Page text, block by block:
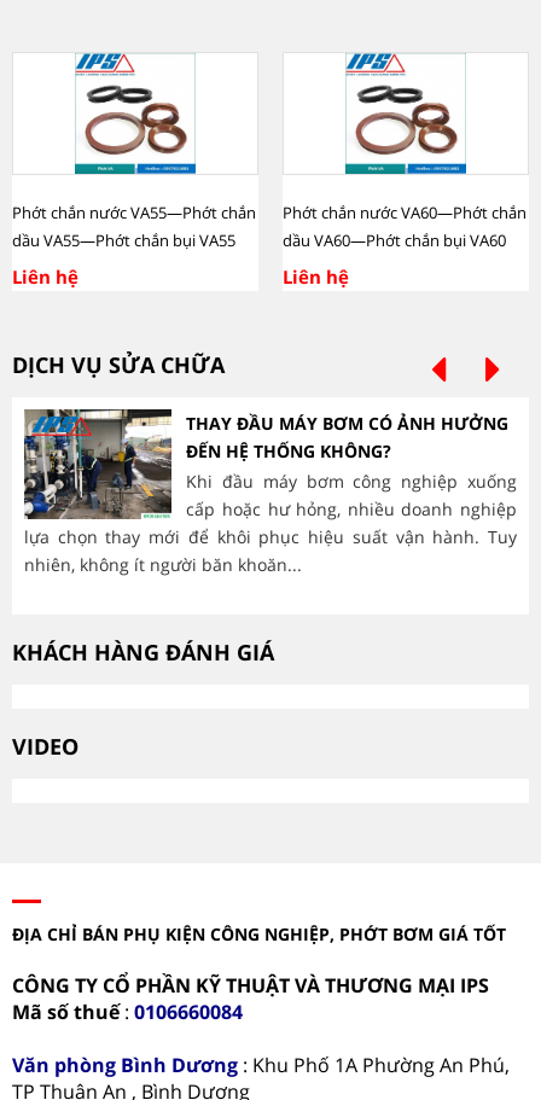
Phớt chắn nước VA55—Phớt chắn
dầu VA55—Phớt chắn bụi VA55
Liên hệ
Phớt chắn nước VA60—Phớt chắn
dầu VA60—Phớt chắn bụi VA60
Liên hệ
DỊCH VỤ SỬA CHỮA
THAY ĐẦU MÁY BƠM CÓ ẢNH HƯỞNG
ĐẾN HỆ THỐNG KHÔNG?
Khi đầu máy bơm công nghiệp xuống
cấp hoặc hư hỏng, nhiều doanh nghiệp
lựa chọn thay mới để khôi phục hiệu suất vận hành. Tuy
nhiên, không ít người băn khoăn...
KHÁCH HÀNG ĐÁNH GIÁ
VIDEO
ĐỊA CHỈ BÁN PHỤ KIỆN CÔNG NGHIỆP, PHỚT BƠM GIÁ TỐT
CÔNG TY CỔ PHẦN KỸ THUẬT VÀ THƯƠNG MẠI IPS
Mã số thuế: 0106660084
Văn phòng Bình Dương : Khu Phố 1A Phường An Phú,
TP Thuận An , Bình Dương